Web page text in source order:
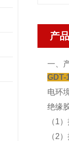
产
一、
GDT-
电环
绝缘
（1
（2